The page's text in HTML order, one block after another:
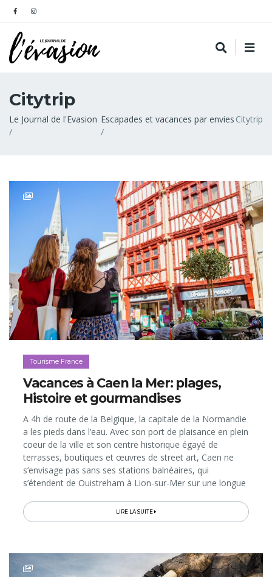
Citytrip
Fil
d'Ariane
Le Journal de l'Evasion Escapades et vacances par envies Citytrip
Tourisme France
Vacances à Caen la Mer: plages,
Histoire et gourmandises
A 4h de route de la Belgique, la capitale de la Normandie
a les pieds dans l’eau. Avec son port de plaisance en plein
coeur de la ville et son centre historique égayé de
terrasses, boutiques et œuvres de street art, Caen ne
s’envisage pas sans ses stations balnéaires, qui
s’étendent de Ouistreham à Lion-sur-Mer sur une longue
LIRE LA SUITE